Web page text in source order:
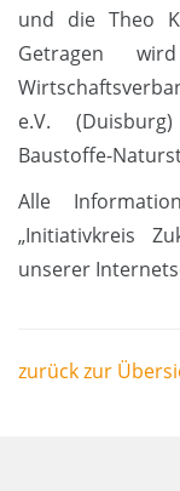
und die Theo
Getragen
e.V.
Baustoffe-
Alle
„Initiativkreis
unserer
zurück zur